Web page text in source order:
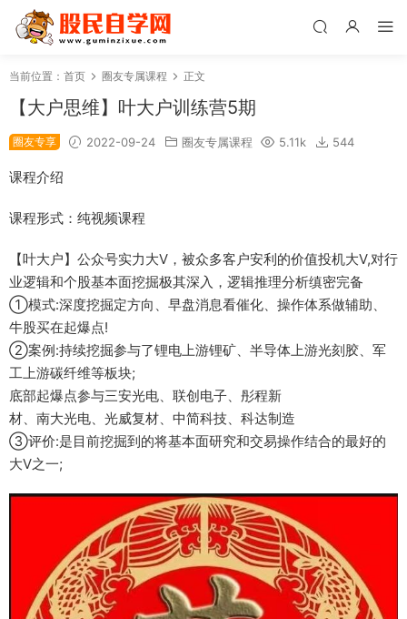
当前位置： 首页 圈友专属课程 正文
【大户思维】叶大户训练营5期
圈友专享 2022-09-24 圈友专属课程 5.11k 544
课程介绍
课程形式：纯视频课程
【叶大户】公众号实力大V，被众多客户安利的价值投机大V,对行
业逻辑和个股基本面挖掘极其深入，逻辑推理分析缜密完备
①模式:深度挖掘定方向、早盘消息看催化、操作体系做辅助、
牛股买在起爆点!
②案例:持续挖掘参与了锂电上游锂矿、半导体上游光刻胶、军
工上游碳纤维等板块;
底部起爆点参与三安光电、联创电子、彤程新
材、南大光电、光威复材、中简科技、科达制造
③评价:是目前挖掘到的将基本面研究和交易操作结合的最好的
大V之一;